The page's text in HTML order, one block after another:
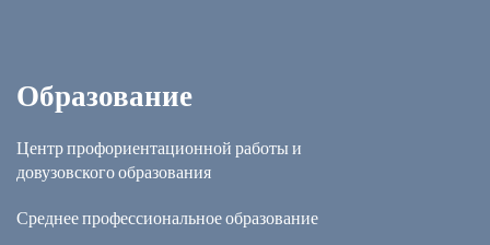
Образование
Центр профориентационной работы и
довузовского образования
Среднее профессиональное образование